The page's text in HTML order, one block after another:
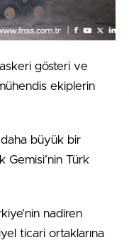
gösteri ve
ekiplerin
daha büyük bir
Türk
nadiren
ticari ortaklarına